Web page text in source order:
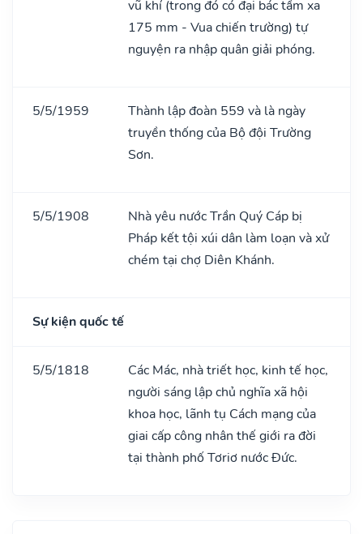
vũ khí (trong đó có đại bác tầm xa
175 mm - Vua chiến trường) tự
nguyện ra nhập quân giải phóng.
5/5/1959
Thành lập đoàn 559 và là ngày
truyền thống của Bộ đội Trường
Sơn.
5/5/1908
Nhà yêu nước Trần Quý Cáp bị
Pháp kết tội xúi dân làm loạn và xử
chém tại chợ Diên Khánh.
Sự kiện quốc tế
5/5/1818
Các Mác, nhà triết học, kinh tế học,
người sáng lập chủ nghĩa xã hội
khoa học, lãnh tụ Cách mạng của
giai cấp công nhân thế giới ra đời
tại thành phố Tơriơ nước Đức.